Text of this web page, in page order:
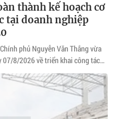
thành kế hoạch cơ
tại doanh nghiệp
phủ Nguyễn Văn Thắng vừa
07/8/2026 về triển khai công tác
nghiệp.